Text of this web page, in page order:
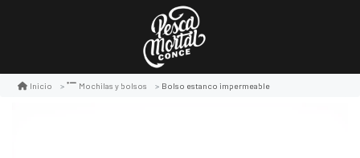
Inicio Mochilas y bolsos Bolso estanco impermeable